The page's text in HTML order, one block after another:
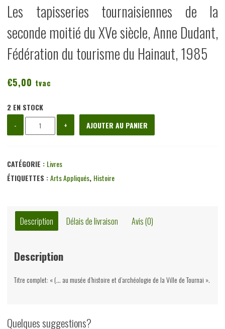
Les tapisseries tournaisiennes de la
seconde moitié du XVe siècle, Anne Dudant,
Fédération du tourisme du Hainaut, 1985
€5,00 tvac
2 EN STOCK
-
quantité
de
tapisseries
tournaisiennes
seconde
moitié
XVe
+ AJOUTER AU PANIER
CATÉGORIE : Livres
ÉTIQUETTES :Arts Appliqués, Histoire
Description Délais de livraison Avis (0)
Description
Titre complet: « (… au musée d’histoire et d’archéologie de la Ville de Tournai ».
Quelques suggestions?